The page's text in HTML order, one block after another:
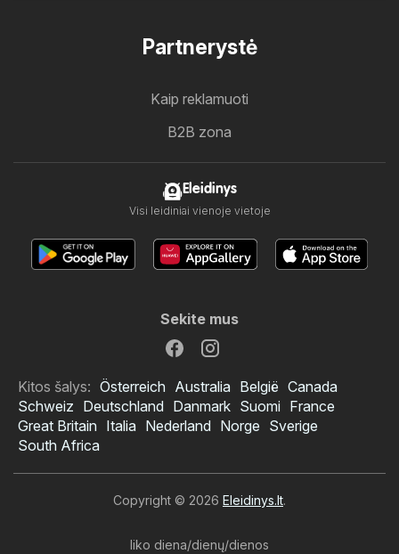
Partnerystė
Kaip reklamuoti
B2B zona
Eleidinys
Visi leidiniai vienoje vietoje
Sekite mus
Kitos šalys: Österreich Australia België Canada
Schweiz Deutschland Danmark Suomi France
Great Britain Italia Nederland Norge Sverige
South Africa
Copyright © 2026 Eleidinys.lt.
liko diena/dienų/dienos